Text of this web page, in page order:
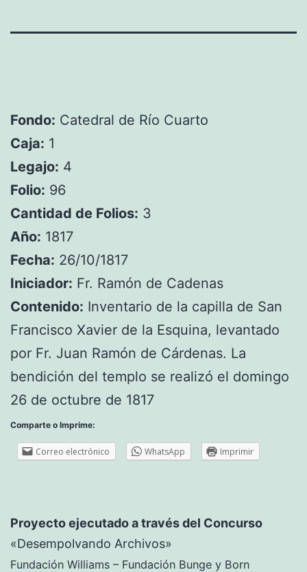
Fondo: Catedral de Río Cuarto
Caja: 1
Legajo: 4
Folio: 96
Cantidad de Folios: 3
Año: 1817
Fecha: 26/10/1817
Iniciador: Fr. Ramón de Cadenas
Contenido: Inventario de la capilla de San
Francisco Xavier de la Esquina, levantado
por Fr. Juan Ramón de Cárdenas. La
bendición del templo se realizó el domingo
26 de octubre de 1817
Comparte o Imprime:
Correo electrónico WhatsApp Imprimir
Proyecto ejecutado a través del Concurso
«Desempolvando Archivos»
Fundación Williams – Fundación Bunge y Born